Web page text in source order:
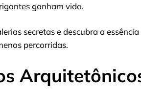
ganham vida.
secretas e descubra a
percorridas.